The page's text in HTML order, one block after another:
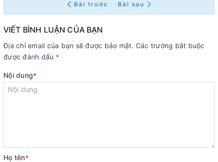
Bài trước Bài sau
VIẾT BÌNH LUẬN CỦA BẠN
Địa chỉ email của bạn sẽ được bảo mật. Các trường bắt buộc
được đánh dấu *
Nội dung*
Họ tên*